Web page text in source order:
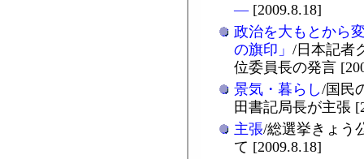
―[2009.8.18]
政治を大もとから
の旗印」 /日本記者
位委員長の発言
景気・暮らし/国民
田書記局長が主張
主張/総選挙きょう
て [2009.8.18]